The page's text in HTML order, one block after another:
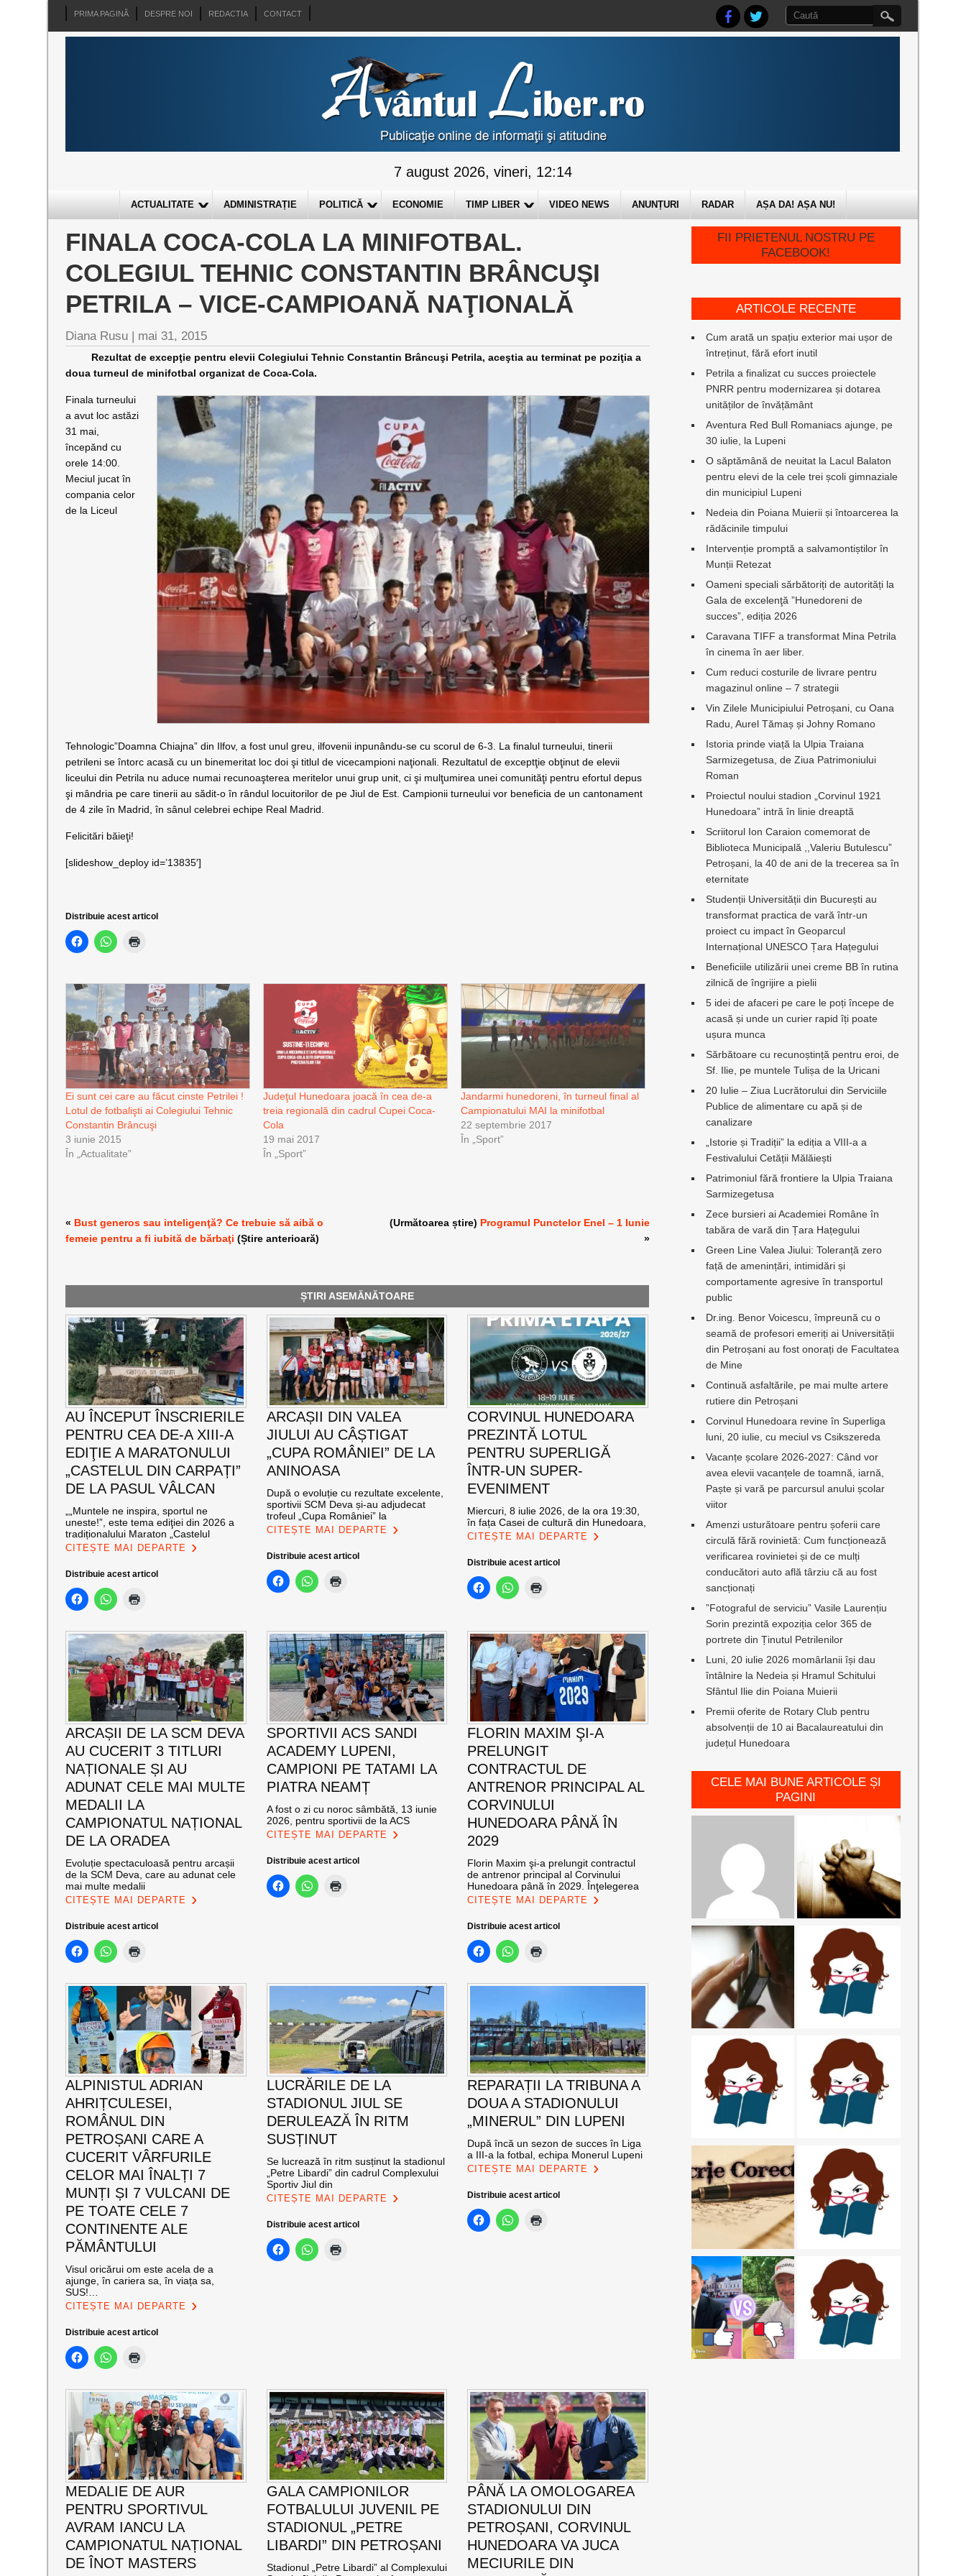
PRIMA PAGINĂ DESPRE NOI REDACTIA CONTACT
7 august 2026, vineri, 12:14
ACTUALITATE ADMINISTRAȚIE POLITICĂ ECONOMIE TIMP LIBER VIDEO NEWS ANUNȚURI RADAR AȘA DA! AȘA NU!
FINALA COCA-COLA LA MINIFOTBAL.
COLEGIUL TEHNIC CONSTANTIN BRÂNCUŞI
PETRILA – VICE-CAMPIOANĂ NAŢIONALĂ
Diana Rusu | mai 31, 2015
Rezultat de excepţie pentru elevii Colegiului Tehnic Constantin Brâncuşi Petrila, aceştia au terminat pe poziţia a
doua turneul de minifotbal organizat de Coca-Cola.
Finala turneului
a avut loc astăzi
31 mai,
începănd cu
orele 14:00.
Meciul jucat în
compania celor
de la Liceul
Tehnologic”Doamna Chiajna” din Ilfov, a fost unul greu, ilfovenii inpunându-se cu scorul de 6-3. La finalul turneului, tinerii
petrileni se întorc acasă cu un binemeritat loc doi şi titlul de vicecampioni naţionali. Rezultatul de exceptţie obţinut de elevii
liceului din Petrila nu aduce numai recunoaşterea meritelor unui grup unit, ci şi mulţumirea unei comunităţi pentru efortul depus
şi mândria pe care tinerii au sădit-o în rândul locuitorilor de pe Jiul de Est. Campionii turneului vor beneficia de un cantonament
de 4 zile în Madrid, în sânul celebrei echipe Real Madrid.
Felicitări băieţi!
[slideshow_deploy id=’13835′]
Distribuie acest articol
Ei sunt cei care au făcut cinste Petrilei !
Lotul de fotbalişti ai Colegiului Tehnic
Constantin Brâncuşi
3 iunie 2015
În „Actualitate”
Judeţul Hunedoara joacă în cea de-a
treia regională din cadrul Cupei Coca-
Cola
19 mai 2017
În „Sport”
Jandarmi hunedoreni, în turneul final al
Campionatului MAI la minifotbal
22 septembrie 2017
În „Sport”
« Bust generos sau inteligenţă? Ce trebuie să aibă o
femeie pentru a fi iubită de bărbaţi (Știre anterioară)
(Următoarea știre) Programul Punctelor Enel – 1 Iunie
»
ȘTIRI ASEMĂNĂTOARE
AU ÎNCEPUT ÎNSCRIERILE
PENTRU CEA DE-A XIII-A
EDIŢIE A MARATONULUI
„CASTELUL DIN CARPAȚI”
DE LA PASUL VÂLCAN
„„Muntele ne inspira, sportul ne
uneste!”, este tema ediţiei din 2026 a
tradiționalului Maraton „Castelul
CITEȘTE MAI DEPARTE
Distribuie acest articol
ARCAȘII DIN VALEA
JIULUI AU CÂȘTIGAT
„CUPA ROMÂNIEI” DE LA
ANINOASA
După o evoluție cu rezultate excelente,
sportivii SCM Deva și-au adjudecat
trofeul „Cupa României” la
CITEȘTE MAI DEPARTE
Distribuie acest articol
CORVINUL HUNEDOARA
PREZINTĂ LOTUL
PENTRU SUPERLIGĂ
ÎNTR-UN SUPER-
EVENIMENT
Miercuri, 8 iulie 2026, de la ora 19:30,
în fața Casei de cultură din Hunedoara,
CITEȘTE MAI DEPARTE
Distribuie acest articol
ARCAȘII DE LA SCM DEVA
AU CUCERIT 3 TITLURI
NAȚIONALE ȘI AU
ADUNAT CELE MAI MULTE
MEDALII LA
CAMPIONATUL NAȚIONAL
DE LA ORADEA
Evoluție spectaculoasă pentru arcașii
de la SCM Deva, care au adunat cele
mai multe medalii
CITEȘTE MAI DEPARTE
Distribuie acest articol
SPORTIVII ACS SANDI
ACADEMY LUPENI,
CAMPIONI PE TATAMI LA
PIATRA NEAMȚ
A fost o zi cu noroc sâmbătă, 13 iunie
2026, pentru sportivii de la ACS
CITEȘTE MAI DEPARTE
Distribuie acest articol
FLORIN MAXIM ŞI-A
PRELUNGIT
CONTRACTUL DE
ANTRENOR PRINCIPAL AL
CORVINULUI
HUNEDOARA PÂNĂ ÎN
2029
Florin Maxim şi-a prelungit contractul
de antrenor principal al Corvinului
Hunedoara până în 2029. Înţelegerea
CITEȘTE MAI DEPARTE
Distribuie acest articol
ALPINISTUL ADRIAN
AHRIȚCULESEI,
ROMÂNUL DIN
PETROȘANI CARE A
CUCERIT VÂRFURILE
CELOR MAI ÎNALȚI 7
MUNȚI ȘI 7 VULCANI DE
PE TOATE CELE 7
CONTINENTE ALE
PĂMÂNTULUI
Visul oricărui om este acela de a
ajunge, în cariera sa, în viața sa,
SUS!…
CITEȘTE MAI DEPARTE
Distribuie acest articol
LUCRĂRILE DE LA
STADIONUL JIUL SE
DERULEAZĂ ÎN RITM
SUSȚINUT
Se lucrează în ritm susținut la stadionul
„Petre Libardi” din cadrul Complexului
Sportiv Jiul din
CITEȘTE MAI DEPARTE
Distribuie acest articol
REPARAȚII LA TRIBUNA A
DOUA A STADIONULUI
„MINERUL” DIN LUPENI
După încă un sezon de succes în Liga
a III-a la fotbal, echipa Monerul Lupeni
CITEȘTE MAI DEPARTE
Distribuie acest articol
MEDALIE DE AUR
PENTRU SPORTIVUL
AVRAM IANCU LA
CAMPIONATUL NAȚIONAL
DE ÎNOT MASTERS
GALA CAMPIONILOR
FOTBALULUI JUVENIL PE
STADIONUL „PETRE
LIBARDI” DIN PETROȘANI
Stadionul „Petre Libardi” al Complexului
PÂNĂ LA OMOLOGAREA
STADIONULUI DIN
PETROȘANI, CORVINUL
HUNEDOARA VA JUCA
MECIURILE DIN
FII PRIETENUL NOSTRU PE
FACEBOOK!
ARTICOLE RECENTE
Cum arată un spațiu exterior mai ușor de
întreținut, fără efort inutil
Petrila a finalizat cu succes proiectele
PNRR pentru modernizarea și dotarea
unităților de învățământ
Aventura Red Bull Romaniacs ajunge, pe
30 iulie, la Lupeni
O săptămână de neuitat la Lacul Balaton
pentru elevi de la cele trei școli gimnaziale
din municipiul Lupeni
Nedeia din Poiana Muierii și întoarcerea la
rădăcinile timpului
Intervenție promptă a salvamontiștilor în
Munții Retezat
Oameni speciali sărbătoriți de autorități la
Gala de excelenţă ”Hunedoreni de
succes”, ediția 2026
Caravana TIFF a transformat Mina Petrila
în cinema în aer liber.
Cum reduci costurile de livrare pentru
magazinul online – 7 strategii
Vin Zilele Municipiului Petroșani, cu Oana
Radu, Aurel Tămaș și Johny Romano
Istoria prinde viață la Ulpia Traiana
Sarmizegetusa, de Ziua Patrimoniului
Roman
Proiectul noului stadion „Corvinul 1921
Hunedoara” intră în linie dreaptă
Scriitorul Ion Caraion comemorat de
Biblioteca Municipală ,,Valeriu Butulescu”
Petroșani, la 40 de ani de la trecerea sa în
eternitate
Studenții Universității din București au
transformat practica de vară într-un
proiect cu impact în Geoparcul
Internațional UNESCO Țara Hațegului
Beneficiile utilizării unei creme BB în rutina
zilnică de îngrijire a pielii
5 idei de afaceri pe care le poți începe de
acasă și unde un curier rapid îți poate
ușura munca
Sărbătoare cu recunoștință pentru eroi, de
Sf. Ilie, pe muntele Tulișa de la Uricani
20 Iulie – Ziua Lucrătorului din Serviciile
Publice de alimentare cu apă și de
canalizare
„Istorie și Tradiții” la ediția a VIII-a a
Festivalului Cetății Mălăiești
Patrimoniul fără frontiere la Ulpia Traiana
Sarmizegetusa
Zece bursieri ai Academiei Române în
tabăra de vară din Țara Hațegului
Green Line Valea Jiului: Toleranță zero
față de amenințări, intimidări și
comportamente agresive în transportul
public
Dr.ing. Benor Voicescu, împreună cu o
seamă de profesori emeriți ai Universității
din Petroșani au fost onorați de Facultatea
de Mine
Continuă asfaltările, pe mai multe artere
rutiere din Petroșani
Corvinul Hunedoara revine în Superliga
luni, 20 iulie, cu meciul vs Csikszereda
Vacanțe școlare 2026-2027: Când vor
avea elevii vacanțele de toamnă, iarnă,
Paște și vară pe parcursul anului școlar
viitor
Amenzi usturătoare pentru șoferii care
circulă fără rovinietă: Cum funcționează
verificarea rovinietei și de ce mulți
conducători auto află târziu că au fost
sancționați
”Fotograful de serviciu” Vasile Laurențiu
Sorin prezintă expoziția celor 365 de
portrete din Ținutul Petrilenilor
Luni, 20 iulie 2026 momârlanii își dau
întâlnire la Nedeia și Hramul Schitului
Sfântul Ilie din Poiana Muierii
Premii oferite de Rotary Club pentru
absolvenții de 10 ai Bacalaureatului din
județul Hunedoara
CELE MAI BUNE ARTICOLE ȘI
PAGINI